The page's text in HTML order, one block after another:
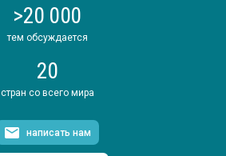
>20 000
тем обсуждается
20
стран со всего мира
написать нам